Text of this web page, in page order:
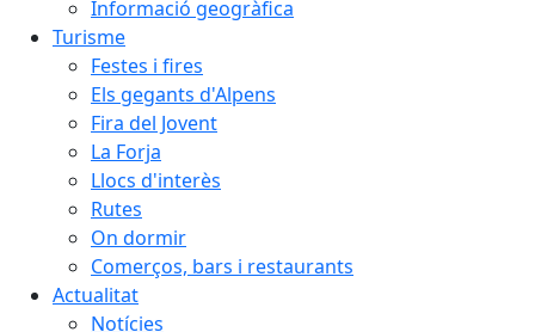
Informació geogràfica
Turisme
Festes i fires
Els gegants d'Alpens
Fira del Jovent
La Forja
Llocs d'interès
Rutes
On dormir
Comerços, bars i restaurants
Actualitat
Notícies